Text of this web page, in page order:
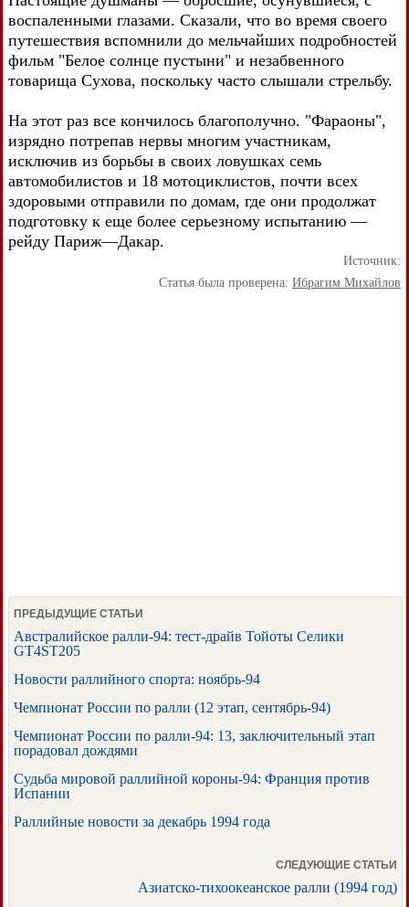
воспаленными глазами. Сказали, что во время своего
путешествия вспомнили до мельчайших подробностей
фильм "Белое солнце пустыни" и незабвенного
товарища Сухова, поскольку часто слышали стрельбу.
На этот раз все кончилось благополучно. "Фараоны",
изрядно потрепав нервы многим участникам,
исключив из борьбы в своих ловушках семь
автомобилистов и 18 мотоциклистов, почти всех
здоровыми отправили по домам, где они продолжат
подготовку к еще более серьезному испытанию —
рейду Париж—Дакар.
Источник:
Статья была проверена: Ибрагим Михайлов
ПРЕДЫДУЩИЕ СТАТЬИ
Австралийское ралли-94: тест-драйв Тойоты Селики
GT4ST205
Новости раллийного спорта: ноябрь-94
Чемпионат России по ралли (12 этап, сентябрь-94)
Чемпионат России по ралли-94: 13, заключительный этап
порадовал дождями
Судьба мировой раллийной короны-94: Франция против
Испании
Раллийные новости за декабрь 1994 года
СЛЕДУЮЩИЕ СТАТЬИ
Азиатско-тихоокеанское ралли (1994 год)